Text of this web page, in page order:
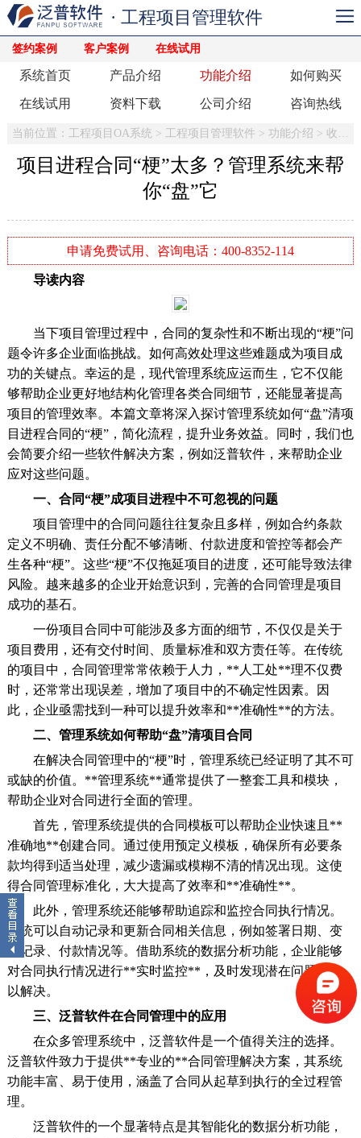
签约案例 客户案例 在线试用
· 工程项目管理软件
系统首页 产品介绍 功能介绍 如何购买
在线试用 资料下载 公司介绍 咨询热线
当前位置： 工程项目OA系统 > 工程项目管理软件 > 功能介绍 > 收入合同
项目进程合同“梗”太多？管理系统来帮
你“盘”它
申请免费试用、咨询电话：400-8352-114
导读内容
当下项目管理过程中，合同的复杂性和不断出现的“梗”问
题令许多企业面临挑战。如何高效处理这些难题成为项目成
功的关键点。幸运的是，现代管理系统应运而生，它不仅能
够帮助企业更好地结构化管理各类合同细节，还能显著提高
项目的管理效率。本篇文章将深入探讨管理系统如何“盘”清项
目进程合同的“梗”，简化流程，提升业务效益。同时，我们也
会简要介绍一些软件解决方案，例如泛普软件，来帮助企业
应对这些问题。
一、合同“梗”成项目进程中不可忽视的问题
项目管理中的合同问题往往复杂且多样，例如合约条款
定义不明确、责任分配不够清晰、付款进度和管控等都会产
生各种“梗”。这些“梗”不仅拖延项目的进度，还可能导致法律
风险。越来越多的企业开始意识到，完善的合同管理是项目
成功的基石。
一份项目合同中可能涉及多方面的细节，不仅仅是关于
项目费用，还有交付时间、质量标准和双方责任等。在传统
的项目中，合同管理常常依赖于人力，**人工处**理不仅费
时，还常常出现误差，增加了项目中的不确定性因素。因
此，企业亟需找到一种可以提升效率和**准确性**的方法。
二、管理系统如何帮助“盘”清项目合同
在解决合同管理中的“梗”时，管理系统已经证明了其不可
或缺的价值。**管理系统**通常提供了一整套工具和模块，
帮助企业对合同进行全面的管理。
首先，管理系统提供的合同模板可以帮助企业快速且**
准确地**创建合同。通过使用预定义模板，确保所有必要条
款均得到适当处理，减少遗漏或模糊不清的情况出现。这使
得合同管理标准化，大大提高了效率和**准确性**。
此外，管理系统还能够帮助追踪和监控合同执行情况。
系统可以自动记录和更新合同相关信息，例如签署日期、变
更记录、付款情况等。借助系统的数据分析功能，企业能够
对合同执行情况进行**实时监控**，及时发现潜在问题并加
以解决。
三、泛普软件在合同管理中的应用
在众多管理系统中，泛普软件是一个值得关注的选择。
泛普软件致力于提供**专业的**合同管理解决方案，其系统
功能丰富、易于使用，涵盖了合同从起草到执行的全过程管
理。
泛普软件的一个显著特点是其智能化的数据分析功能，